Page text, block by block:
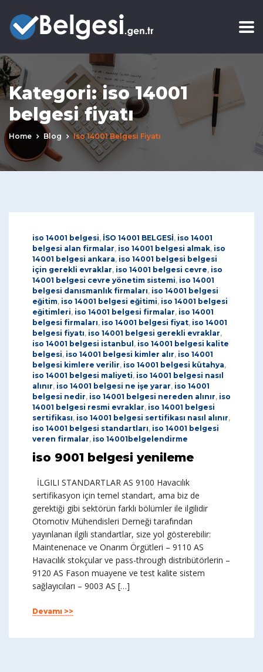
Kategori:iso 14001
belgesi fiyatı
Home Blog Iso 14001 Belgesi Fiyatı
iso 14001 belgesi, İSO 14001 BELGESİ, iso 14001
belgesi alan firmalar, iso 14001 belgesi almak, iso
14001 belgesi ankara, iso 14001 belgesi belgesi
için gerekli evraklar, iso 14001 belgesi cevre, iso
14001 belgesi cevre yönetim sistemi, iso 14001
belgesi danısmanlık firmaları, iso 14001 belgesi
eğitim, iso 14001 belgesi eğitimi, iso 14001 belgesi
eğitimleri, iso 14001 belgesi firmalar, iso 14001
belgesi firmaları, iso 14001 belgesi fiyat, iso 14001
belgesi fiyatı, iso 14001 belgesi gerekli evraklar,
iso 14001 belgesi istanbul , iso 14001 belgesi kalite
belgesi, iso 14001 belgesi kimler alır, iso 14001
belgesi kimlere verilir, iso 14001 belgesi kütahya,
iso 14001 belgesi maliyeti, iso 14001 belgesi nasıl
alınır, iso 14001 belgesi ne işe yarar, iso 14001
belgesi nedir, iso 14001 belgesi nereden alınır, iso
14001 belgesi resmi evraklar, iso 14001 belgesi
sertifikası, iso 14001 belgesi sertifikası nasıl alınır,
iso 14001 belgesi standartları, iso 14001 belgesi
veren firmalar, iso 14001belgelendirme
iso 9001 belgesi yenileme
İLGILI STANDARTLAR AS 9100 Havacılık
sertifikasyon için temel standart, ama biz de
gerektiği gibi sektörün farklı bölümler ile ilgilidir
Otomotiv Mühendisleri Derneği tarafından
yayınlanan ilgili standartlar, size yol gösterebilir:
Maintenenace ve Onarım Örgütleri – 9110 AS
Havacılık stokçular ve pass-through distribütörlerin –
9120 AS Fason muayene ve test kalite sistem
sağlayıcıları – 9003 AS […]
Devamı >>